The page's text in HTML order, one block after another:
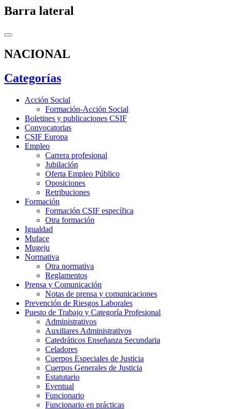
Barra lateral
NACIONAL
Categorías
Acción Social
Formación-Acción Social
Boletines y publicaciones CSIF
Convocatorias
CSIF Europa
Empleo
Carrera profesional
Jubilación
Oferta Empleo Público
Oposiciones
Retribuciones
Formación
Formación CSIF específica
Otra formación
Igualdad
Muface
Mugeju
Normativa
Otra normativa
Reglamentos
Prensa y Comunicación
Notas de prensa y comunicaciones
Prevención de Riesgos Laborales
Puesto de Trabajo y Categoría Profesional
Administrativos
Auxiliares Administrativos
Catedráticos Enseñanza Secundaria
Celadores
Cuerpos Especiales de Justicia
Cuerpos Generales de Justicia
Estatutario
Eventual
Funcionario
Funcionario en prácticas